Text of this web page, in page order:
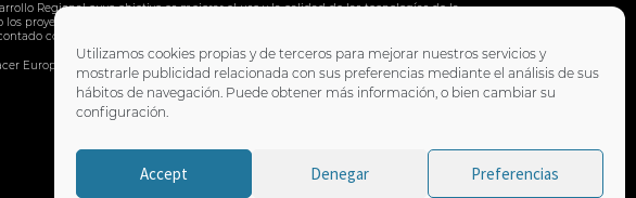
Utilizamos cookies propias y de terceros para mejorar nuestros servicios y
mostrarle publicidad relacionada con sus preferencias mediante el análisis de sus
hábitos de navegación. Puede obtener más información, o bien cambiar su
configuración.
Accept Denegar Preferencias
Regional cuyo objetivo es mejorar el uso y la calidad de las tecnologías de la
proyectos de soluciones de comercio electrónico y dinamización de redes sociales,
con el apoyo del Programa TIC CAMARAS de la Cámara de Comercio de Motril.
Europa